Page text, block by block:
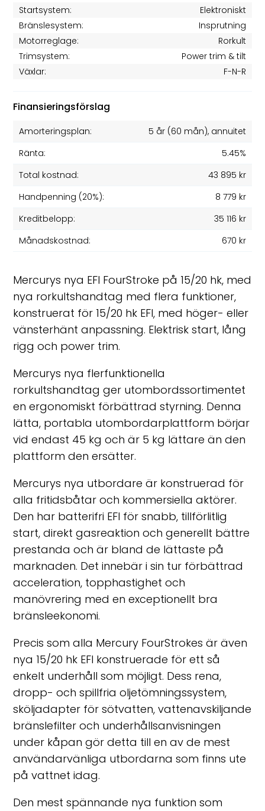
Startsystem:
Elektroniskt
Bränslesystem:
Insprutning
Motorreglage:
Rorkult
Trimsystem:
Power trim & tilt
Växlar:
F-N-R
Finansieringsförslag
Amorteringsplan: 5 år(60 mån), annuitet
Ränta:
5.45%
Total kostnad:
43 895 kr
Handpenning (20%):
8 779 kr
Kreditbelopp:
35 116 kr
Månadskostnad:
670 kr
Mercurys nya EFI FourStroke på 15/20 hk, med
nya rorkultshandtag med flera funktioner,
konstruerat för 15/20 hk EFI, med höger- eller
vänsterhänt anpassning. Elektrisk start, lång
rigg och power trim.
Mercurys nya flerfunktionella
rorkultshandtag ger utombordssortimentet
en ergonomiskt förbättrad styrning. Denna
lätta, portabla utombordarplattform börjar
vid endast 45 kg och är 5 kg lättare än den
plattform den ersätter.
Mercurys nya utbordare är konstruerad för
alla fritidsbåtar och kommersiella aktörer.
Den har batterifri EFI för snabb, tillförlitlig
start, direkt gasreaktion och generellt bättre
prestanda och är bland de lättaste på
marknaden. Det innebär i sin tur förbättrad
acceleration, topphastighet och
manövrering med en exceptionellt bra
bränsleekonomi.
Precis som alla Mercury FourStrokes är även
nya 15/20 hk EFI konstruerade för ett så
enkelt underhåll som möjligt. Dess rena,
dropp- och spillfria oljetömningssystem,
sköljadapter för sötvatten, vattenavskiljande
bränslefilter och underhållsanvisningen
under kåpan gör detta till en av de mest
användarvänliga utbordarna som finns ute
på vattnet idag.
Den mest spännande nya funktion som